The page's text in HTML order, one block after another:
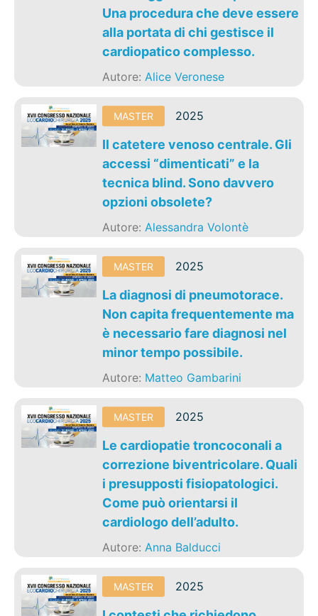
Una procedura che deve essere
alla portata di chi gestisce il
cardiopatico complesso.
Autore:Alice Veronese
MASTER 2025
Il catetere venoso centrale. Gli
accessi “dimenticati” e la
tecnica blind. Sono davvero
opzioni obsolete?
Autore:Alessandra Volontè
MASTER 2025
La diagnosi di pneumotorace.
Non capita frequentemente ma
è necessario fare diagnosi nel
minor tempo possibile.
Autore: Matteo Gambarini
MASTER 2025
Le cardiopatie troncoconali a
correzione biventricolare. Quali
i presupposti fisiopatologici.
Come può orientarsi il
cardiologo dell’adulto.
Autore:Anna Balducci
MASTER 2025